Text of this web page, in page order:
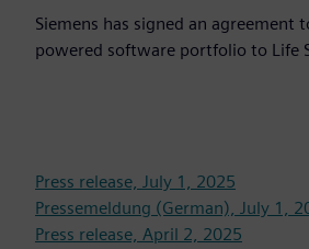
Siemens has signed an
powered software portfolio to Life
Press release, July 1, 2025
Pressemeldung (German), July 1,
Press release, April 2, 2025